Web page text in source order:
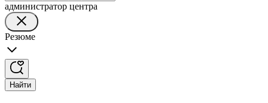
администратор центра
Резюме
Найти